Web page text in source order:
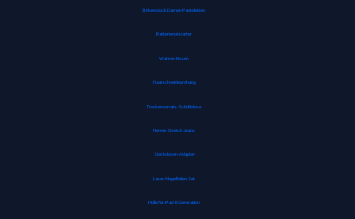
Birkenstock Damen Pantoletten
Batterienotstarter
Wärme-Kissen
Haarschneideumhang
Trockenvorrats-Schüttdose
Herren Stretch Jeans
Steckdosen-Adapter
Laser-Nagelfeilen Set
Hülle für iPad 8. Generation